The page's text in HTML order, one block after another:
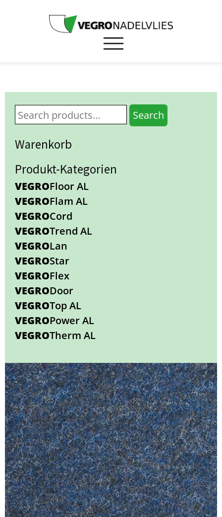
Search
Warenkorb
Produkt-Kategorien
VEGROFloor AL
VEGROFlam AL
VEGROCord
VEGROTrend AL
VEGROLan
VEGROStar
VEGROFlex
VEGRODoor
VEGROTop AL
VEGROPower AL
VEGROTherm AL